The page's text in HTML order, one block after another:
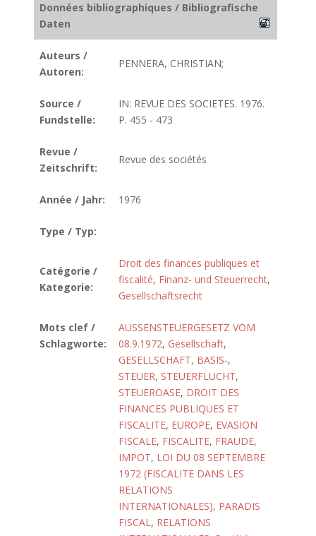
Données bibliographiques / Bibliografische
Daten
Auteurs /
Autoren:
PENNERA, CHRISTIAN;
Source /
Fundstelle:
IN: REVUE DES SOCIETES. 1976.
P. 455 - 473
Revue /
Zeitschrift:
Revue des sociétés
Année / Jahr: 1976
Type / Typ:
Catégorie /
Kategorie:
Droit des finances publiques et
fiscalité, Finanz- und Steuerrecht,
Gesellschaftsrecht
Mots clef /
Schlagworte:
AUSSENSTEUERGESETZ VOM
08.9.1972, Gesellschaft,
GESELLSCHAFT, BASIS-,
STEUER, STEUERFLUCHT,
STEUEROASE, DROIT DES
FINANCES PUBLIQUES ET
FISCALITE, EUROPE, EVASION
FISCALE, FISCALITE, FRAUDE,
IMPOT, LOI DU 08 SEPTEMBRE
1972 (FISCALITE DANS LES
RELATIONS
INTERNATIONALES), PARADIS
FISCAL, RELATIONS